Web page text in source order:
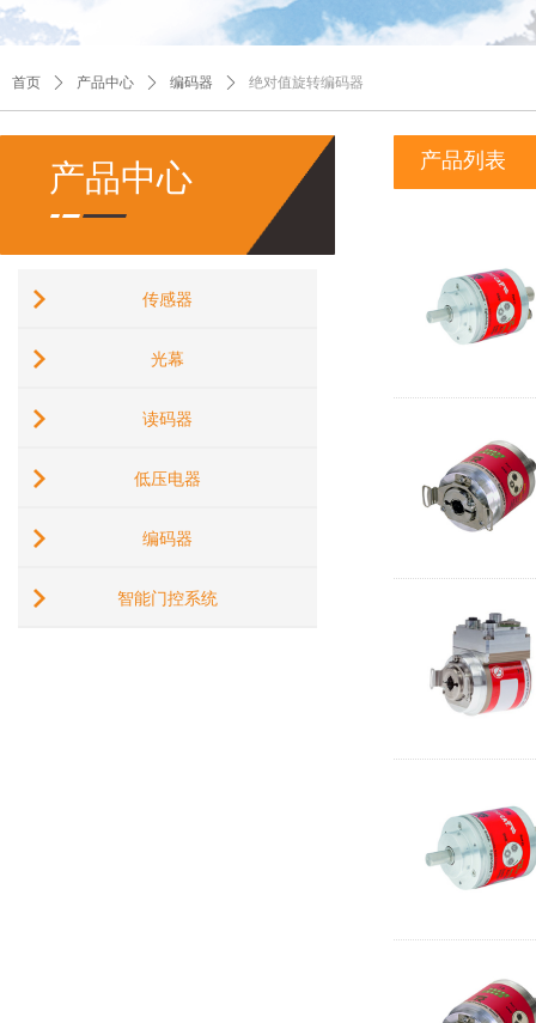
产品中心
首页 ꄲ 产品中心 ꄲ 编码器 ꄲ 绝对值旋转编码器
产品列表
传感器
光幕
读码器
低压电器
编码器
智能门控系统